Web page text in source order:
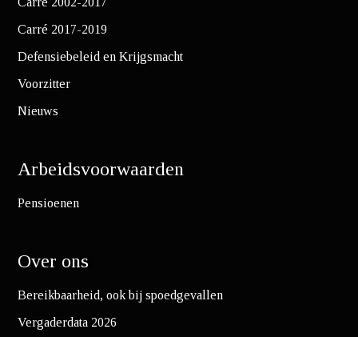
Carré 2017-2019
Defensiebeleid en Krijgsmacht
Voorzitter
Nieuws
Arbeidsvoorwaarden
Pensioenen
Over ons
Bereikbaarheid, ook bij spoedgevallen
Vergaderdata 2026